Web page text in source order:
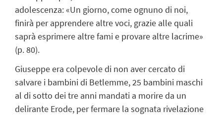
adolescenza: «Un giorno, come ognuno di noi,
finirà per apprendere altre voci, grazie alle quali
saprà esprimere altre fami e provare altre lacrime»
(p. 80).
Giuseppe era colpevole di non aver cercato di
salvare i bambini di Betlemme, 25 bambini maschi
al di sotto dei tre anni mandati a morire da un
delirante Erode, per fermare la sognata rivelazione